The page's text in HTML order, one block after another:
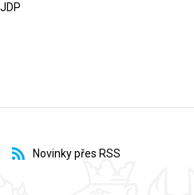
Novinky přes RSS